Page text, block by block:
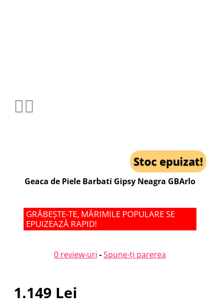
Stoc epuizat!
Geaca de Piele Barbati Gipsy Neagra GBArlo
GRĂBEȘTE-TE, MĂRIMILE POPULARE SE
EPUIZEAZĂ RAPID!
0 review-uri -Spune-ţi parerea
1.149 Lei